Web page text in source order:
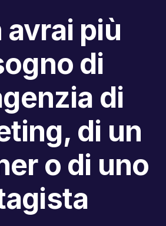
avrai più
di
di
di un
o di uno